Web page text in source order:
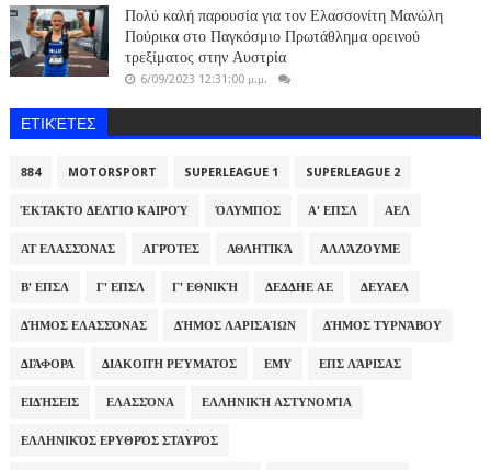
Πολύ καλή παρουσία για τον Ελασσονίτη Μανώλη
Πούρικα στο Παγκόσμιο Πρωτάθλημα ορεινού
τρεξίματος στην Αυστρία
6/09/2023 12:31:00 μ.μ.
ΕΤΙΚΈΤΕΣ
884 MOTORSPORT SUPERLEAGUE 1 SUPERLEAGUE 2
ΈΚΤΑΚΤΟ ΔΕΛΤΊΟ ΚΑΙΡΟΎ ΌΛΥΜΠΟΣ Α' ΕΠΣΛ ΑΕΛ
ΑΤ ΕΛΑΣΣΌΝΑΣ ΑΓΡΌΤΕΣ ΑΘΛΗΤΙΚΆ ΑΛΛΆΖΟΥΜΕ
Β' ΕΠΣΛ Γ' ΕΠΣΛ Γ' ΕΘΝΙΚΉ ΔΕΔΔΗΕ ΑΕ ΔΕΥΑΕΛ
ΔΉΜΟΣ ΕΛΑΣΣΌΝΑΣ ΔΉΜΟΣ ΛΑΡΙΣΑΊΩΝ ΔΉΜΟΣ ΤΥΡΝΆΒΟΥ
ΔΙΆΦΟΡΑ ΔΙΑΚΟΠΉ ΡΕΎΜΑΤΟΣ ΕΜΥ ΕΠΣ ΛΆΡΙΣΑΣ
ΕΙΔΉΣΕΙΣ ΕΛΑΣΣΌΝΑ ΕΛΛΗΝΙΚΉ ΑΣΤΥΝΟΜΊΑ
ΕΛΛΗΝΙΚΌΣ ΕΡΥΘΡΌΣ ΣΤΑΥΡΌΣ